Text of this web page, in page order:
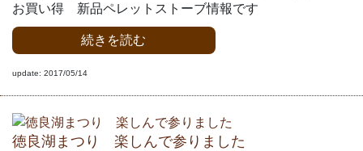
お買い得 新品ペレットストーブ情報です
続きを読む
update: 2017/05/14
徳良湖まつり 楽しんで参りました